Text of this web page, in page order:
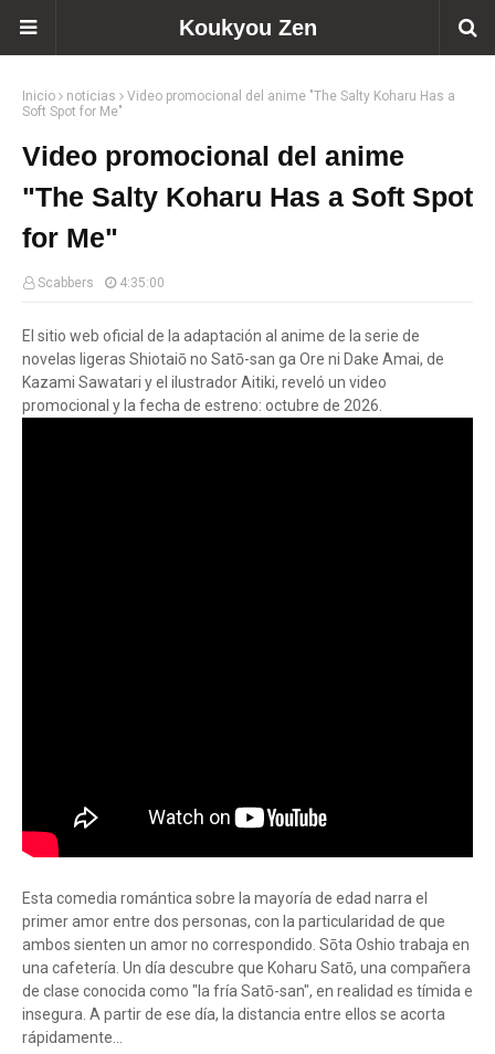
Koukyou Zen
Inicio noticias
Video promocional del anime "The Salty Koharu Has a
Soft Spot for Me"
Video promocional del anime
"The Salty Koharu Has a Soft Spot
for Me"
Scabbers 4:35:00
El sitio web oficial de la adaptación al anime de la serie de
novelas ligeras Shiotaiō no Satō-san ga Ore ni Dake Amai, de
Kazami Sawatari y el ilustrador Aitiki, reveló un video
promocional y la fecha de estreno: octubre de 2026.
Esta comedia romántica sobre la mayoría de edad narra el
primer amor entre dos personas, con la particularidad de que
ambos sienten un amor no correspondido. Sōta Oshio trabaja en
una cafetería. Un día descubre que Koharu Satō, una compañera
de clase conocida como "la fría Satō-san", en realidad es tímida e
insegura. A partir de ese día, la distancia entre ellos se acorta
rápidamente…